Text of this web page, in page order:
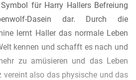
für Harry Hallers Befreiung
Dasein dar. Durch die
lernt Haller das normale Leben
kennen und schafft es nach und
zu amüsieren und das Leben
vereint also das physische und das